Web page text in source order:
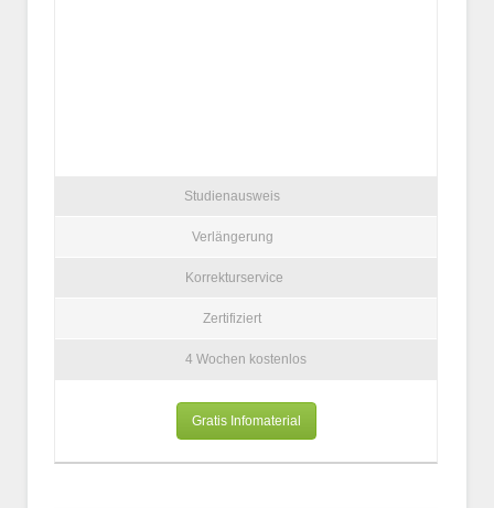
Studienausweis
Verlängerung
Korrekturservice
Zertifiziert
4 Wochen kostenlos
Gratis Infomaterial